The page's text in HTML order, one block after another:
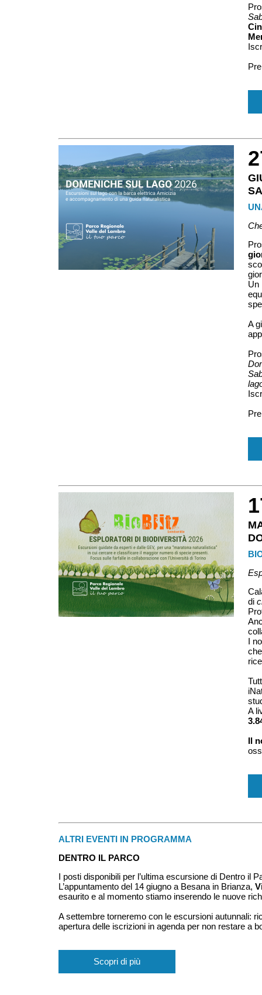
Un
A
di
I
A
Il
ALTRI EVENTI IN PROGRAMMA
DENTRO IL PARCO
I posti disponibili per l’ultima escursione di Dentro il
L’appuntamento del 14 giugno a Besana in Brianza,
esaurito e al momento stiamo inserendo le nuove
A settembre torneremo con le escursioni autunnali:
apertura delle iscrizioni in agenda per non restare a
Scopri di più